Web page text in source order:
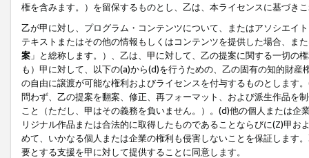
権を含みます。）を留保するものとし、乙は、本ライセンスに基づき
乙が甲に対し、プログラム・コンテンツについて、またはアソシエイ
テキストまたはその他の情報もしくはコンテンツを提供した場合、ま
案 」と総称します。）、乙は、甲に対して、乙の提案に関する一切
も）甲に対して、以下の(a)から(d)を行うための、乙の固有の知的財
の自由に譲渡が可能な権利およびライセンスを付与するものとします
問わず、乙の提案を翻案、修正、再フォーマット、および派生作品を
こと（ただし、甲はその義務を負いません。）。(d)他の個人または
リジナル作品または合法的に取得したものであることならびに(Z)甲
めて、いかなる個人または企業の権利も侵害しないことを保証します
要とする支援を甲に対して提供することに同意します。